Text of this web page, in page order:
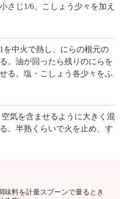
さじ1/6、こしょう少々を加え
を中火で熱し、にらの根元の
。油が回ったら残りのにらを
る。塩・こしょう各少々をふ
気を含ませるように大きく混
。半熟くらいで火を止め、す
味料を計量スプーンで量るとき